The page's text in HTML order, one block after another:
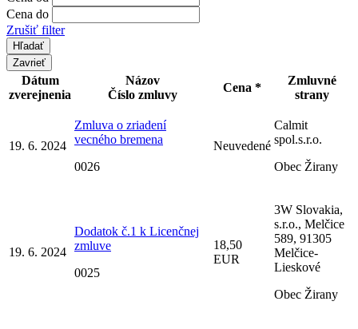
Cena do
Zrušiť filter
Zavrieť
Dátum
zverejnenia
Názov
Číslo zmluvy
Cena *
Zmluvné
strany
19. 6. 2024
Zmluva o zriadení
vecného bremena
0026
Neuvedené
Calmit
spol.s.r.o.
Obec Žirany
19. 6. 2024
Dodatok č.1 k Licenčnej
zmluve
0025
18,50
EUR
3W Slovakia,
s.r.o., Melčice
589, 91305
Melčice-
Lieskové
Obec Žirany